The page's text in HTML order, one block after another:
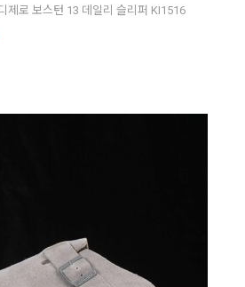
제로 보스턴 13 데일리 슬리퍼 KI1516